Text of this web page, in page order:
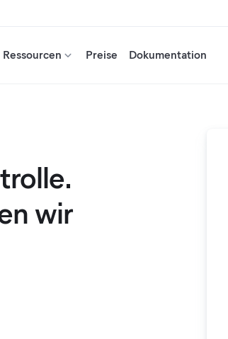
Ressourcen Preise Dokumentation
wir